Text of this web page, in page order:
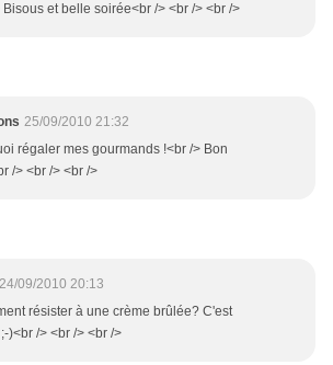
et belle soirée<br /> <br /> <br />
25/09/2010 21:32
régaler mes gourmands !<br /> Bon
/> <br /> <br />
24/09/2010 20:13
résister à une crème brûlée? C'est
)<br /> <br /> <br />